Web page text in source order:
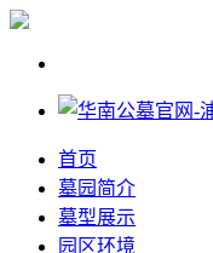
首页
墓园简介
墓型展示
园区环境